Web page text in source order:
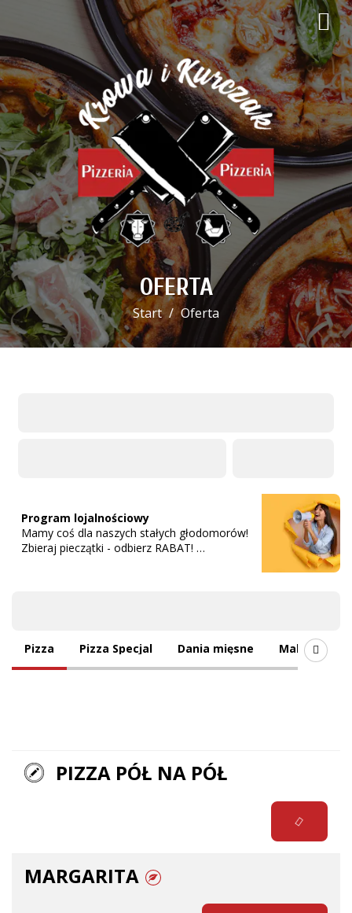
OFERTA
Start Oferta
Program lojalnościowy
Mamy coś dla naszych stałych głodomorów!
Zbieraj pieczątki - odbierz RABAT!
Oferta
Pizza Pizza Specjal Dania mięsne Makarony
PIZZA PÓŁ NA PÓŁ
MARGARITA